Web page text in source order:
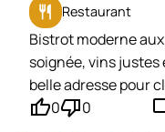
restaurant Restaurant
Bistrot moderne
soignée, vins
belle adresse pour
thumb_up'0thumb_down'0